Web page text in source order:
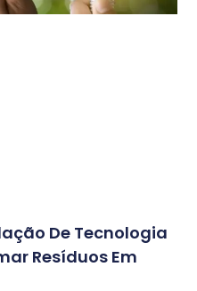
De Tecnologia
Resíduos Em